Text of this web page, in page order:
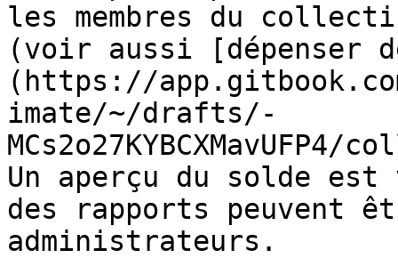
les membres du
(voir aussi [dépenser
(https://
imate/~/drafts/-
Un aperçu du solde
des rapports peuvent
administrateurs.